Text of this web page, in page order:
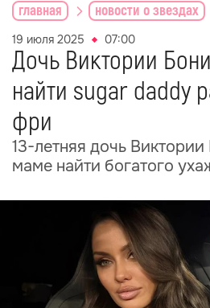
главная новости о звездах
19 июля 2025 07:00
Дочь Виктории
найти sugar daddy
фри
13-летняя дочь
маме найти богатого